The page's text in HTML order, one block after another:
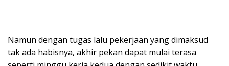
Namun dengan tugas lalu pekerjaan yang dimaksud
tak ada habisnya, akhir pekan dapat mulai terasa